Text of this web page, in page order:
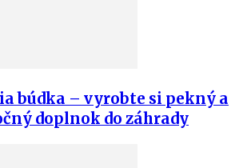
búdka – vyrobte si pekný a
doplnok do záhrady